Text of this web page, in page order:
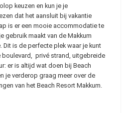
keuzen en kun je je
dat het aansluit bij vakantie
is er een mooie accommodatie te
gebruik maakt van de Makkum
is de perfecte plek waar je kunt
boulevard, privé strand, uitgebreide
er is altijd wat doen bij Beach
je verderop graag meer over de
van het Beach Resort Makkum.